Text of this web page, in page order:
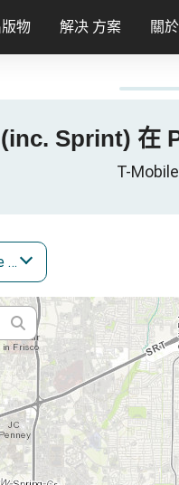
物 解决 方案 關
Sprint) 在
T-
T-Mobile (inc. Sprint)